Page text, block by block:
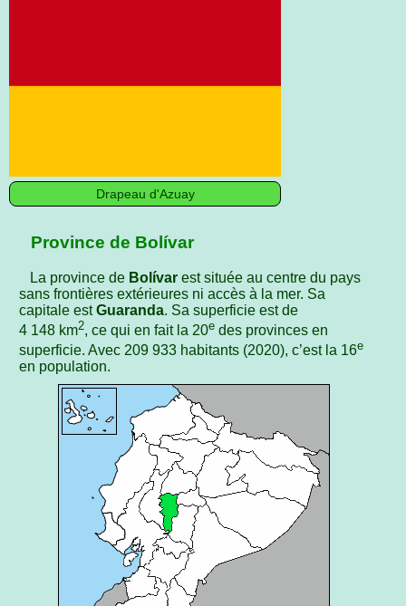
Drapeau d'Azuay
Province de Bolívar
La province de Bolívarest située au centre du pays
sans frontières extérieures ni accès à la mer. Sa
capitale estGuaranda. Sa superficie est de
4 148 km2, ce qui en fait la 20e des provinces en
superficie. Avec 209 933 habitants (2020), c’est la 16e
en population.